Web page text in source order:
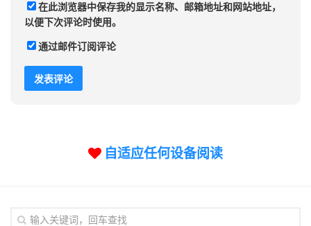
在此浏览器中保存我的显示名称、邮箱地址和网站地址，
以便下次评论时使用。
通过邮件订阅评论
自适应任何设备阅读